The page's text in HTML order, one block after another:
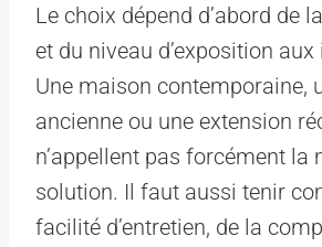
Le choix dépend d’abord de
et du niveau d’exposition
Une maison contemporaine,
ancienne ou une extension
n’appellent pas forcément la
solution. Il faut aussi tenir
facilité d’entretien, de la